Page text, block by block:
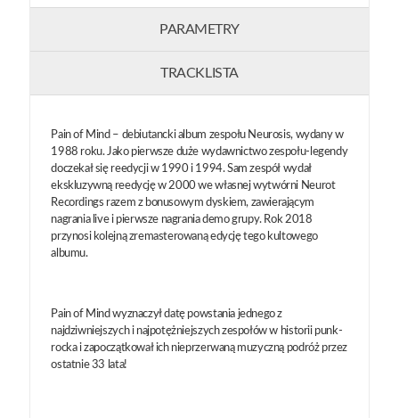
PARAMETRY
TRACKLISTA
Pain of Mind – debiutancki album zespołu Neurosis, wydany w
1988 roku. Jako pierwsze duże wydawnictwo zespołu-legendy
doczekał się reedycji w 1990 i 1994. Sam zespół wydał
ekskluzywną reedycję w 2000 we własnej wytwórni Neurot
Recordings razem z bonusowym dyskiem, zawierającym
nagrania live i pierwsze nagrania demo grupy. Rok 2018
przynosi kolejną zremasterowaną edycję tego kultowego
albumu.
Pain of Mind wyznaczył datę powstania jednego z
najdziwniejszych i najpotężniejszych zespołów w historii punk-
rocka i zapoczątkował ich nieprzerwaną muzyczną podróż przez
ostatnie 33 lata!